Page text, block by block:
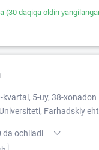
(30 daqiqa oldin
kvartal, 5-uy, 38-xonadon
Farhadskiy
da ochiladi